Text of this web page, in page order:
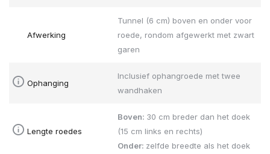
Afwerking
Tunnel (6 cm) boven en onder voor
roede, rondom afgewerkt met zwart
garen
Ophanging
Inclusief ophangroede met twee
wandhaken
Lengte roedes
Boven: 30 cm breder dan het doek
(15 cm links en rechts)
Onder: zelfde breedte als het doek